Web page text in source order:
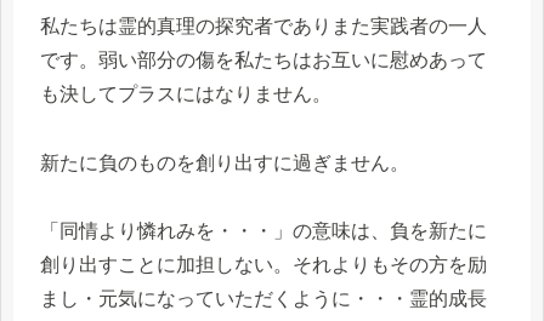
私たちは霊的真理の探究者でありまた実践者の一人
です。弱い部分の傷を私たちはお互いに慰めあって
も決してプラスにはなりません。
新たに負のものを創り出すに過ぎません。
「同情より憐れみを・・・」の意味は、負を新たに
創り出すことに加担しない。それよりもその方を励
まし・元気になっていただくように・・・霊的成長